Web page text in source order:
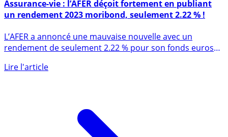
un rendement 2023 moribond, seulement 2.22 % !
rendement de seulement 2.22 % pour son fonds euros